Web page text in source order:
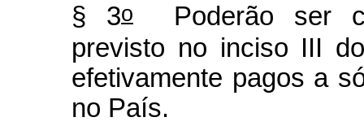
§ 3o
Poderão ser
previsto no inciso III
efetivamente pagos a
no País.